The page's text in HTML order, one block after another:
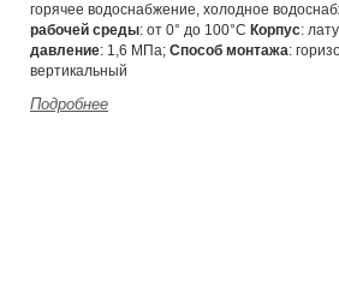
горячее водоснабжение, холодное
рабочей среды: от 0° до 100°С Корпус:
давление: 1,6 МПа; Способ монтажа:
вертикальный
Подробнее